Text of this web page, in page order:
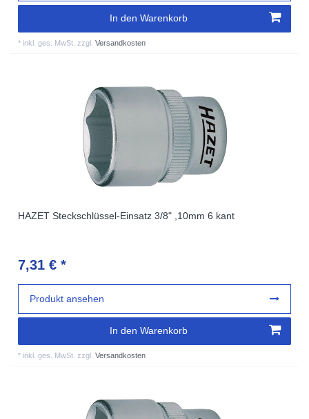
In den Warenkorb
* inkl. ges. MwSt. zzgl.Versandkosten
HAZET Steckschlüssel-Einsatz 3/8" ,10mm 6 kant
7,31 € *
In den Warenkorb
* inkl. ges. MwSt. zzgl.Versandkosten
Produkt ansehen